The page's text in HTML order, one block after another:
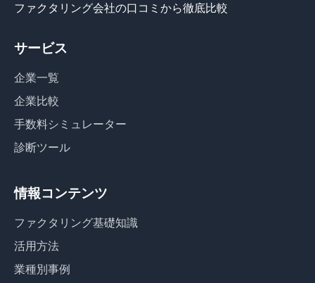
ファクタリング会社の口コミから徹底比較
サービス
企業一覧
企業比較
手数料シミュレーター
診断ツール
情報コンテンツ
ファクタリング基礎知識
活用方法
業種別事例